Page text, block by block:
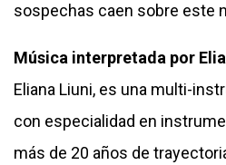
sospechas caen sobre este
Música interpretada por
Eliana Liuni, es una multi-
con especialidad en
más de 20 años de